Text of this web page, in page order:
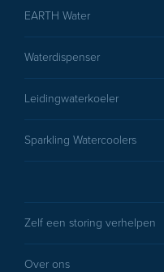
EARTH Water
Waterdispenser
Leidingwaterkoeler
Sparkling Watercoolers
Zelf een storing verhelpen
Over ons